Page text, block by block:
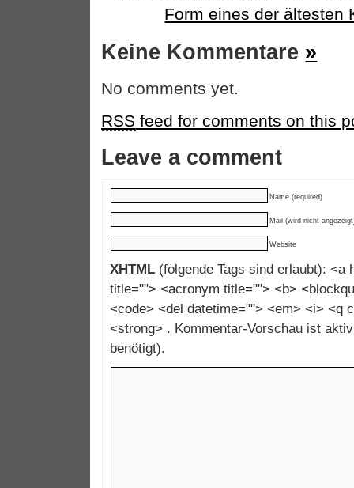
Form eines der ältesten
Keine Kommentare »
No comments yet.
RSS feed for comments on this
Leave a comment
Name (required)
Mail (wird nicht
Website
XHTML (folgende Tags sind erlaubt): <a
title=""> <acronym title=""> <b>
<code> <del datetime=""> <em> <i> <q
<strong> . Kommentar-Vorschau ist
benötigt).